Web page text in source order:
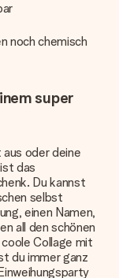
noch chemisch
super
oder deine
das
Du kannst
selbst
einen Namen,
all den schönen
Collage mit
du immer ganz